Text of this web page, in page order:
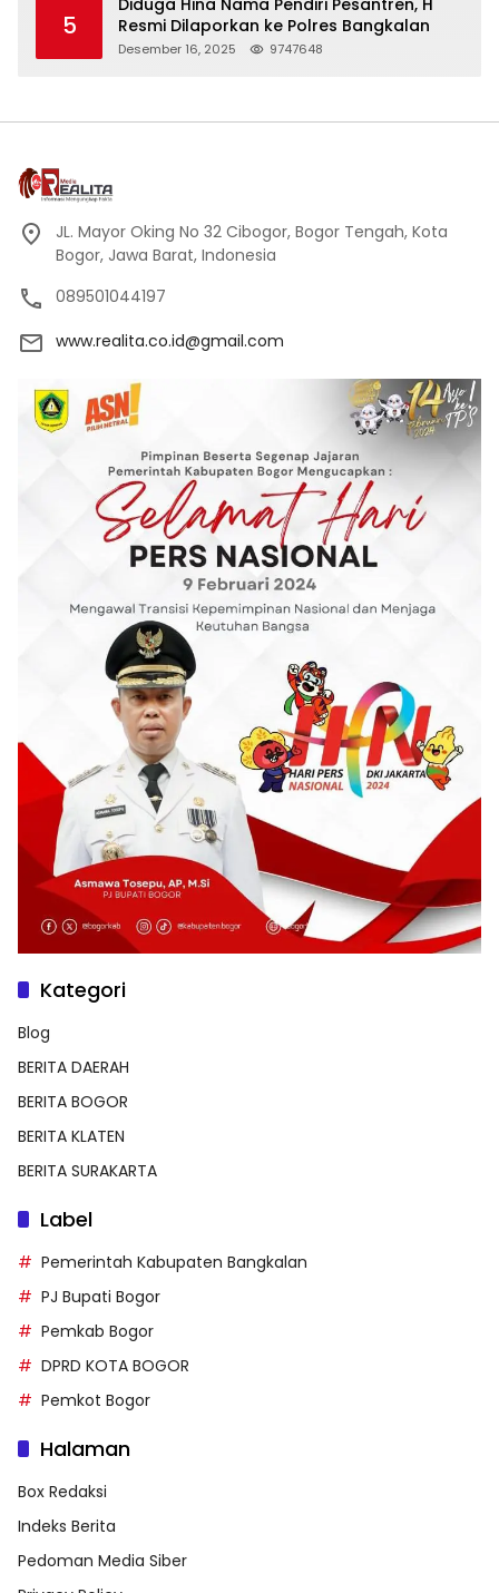
5
Diduga Hina Nama Pendiri Pesantren, H
Resmi Dilaporkan ke Polres Bangkalan
Desember 16, 2025 9747648
JL. Mayor Oking No 32 Cibogor, Bogor Tengah, Kota
Bogor, Jawa Barat, Indonesia
089501044197
www.realita.co.id@gmail.com
Kategori
Blog
BERITA DAERAH
BERITA BOGOR
BERITA KLATEN
BERITA SURAKARTA
Label
Pemerintah Kabupaten Bangkalan
PJ Bupati Bogor
Pemkab Bogor
DPRD KOTA BOGOR
Pemkot Bogor
Halaman
Box Redaksi
Indeks Berita
Pedoman Media Siber